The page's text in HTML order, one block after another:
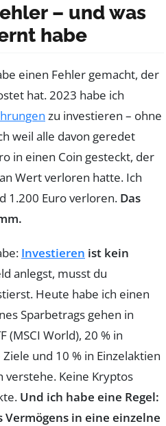
– und was
habe
einen Fehler gemacht, der
hat. 2023 habe ich
zu investieren – ohne
weil alle davon geredet
in einen Coin gesteckt, der
Wert verloren hatte. Ich
1.200 Euro verloren. Das
Investieren ist kein
anlegst, musst du
Heute habe ich einen
Sparbetrags gehen in
(MSCI World), 20 % in
und 10 % in Einzelaktien
Keine Kryptos
Und ich habe eine Regel:
Vermögens in eine einzelne